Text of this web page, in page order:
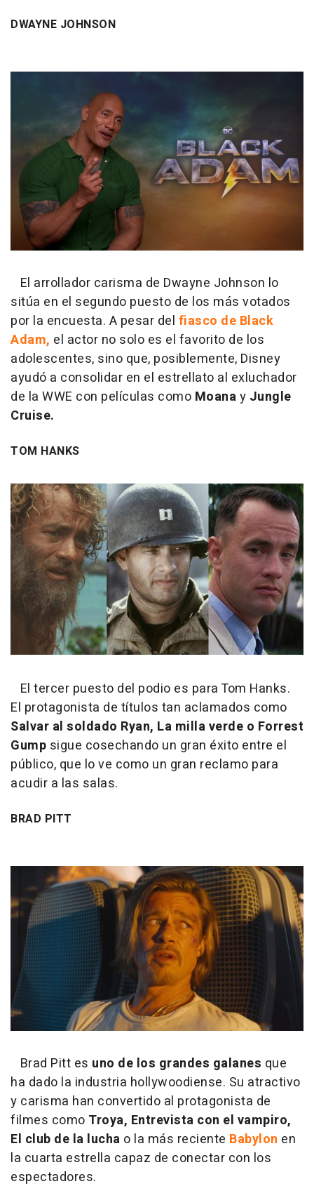
DWAYNE JOHNSON
El arrollador carisma de Dwayne Johnson lo
sitúa en el segundo puesto de los más votados
por la encuesta. A pesar del fiasco de Black
Adam, el actor no solo es el favorito de los
adolescentes, sino que, posiblemente, Disney
ayudó a consolidar en el estrellato al exluchador
de la WWE con películas como Moanay Jungle
Cruise.
TOM HANKS
El tercer puesto del podio es para Tom Hanks.
El protagonista de títulos tan aclamados como
Salvar al soldado Ryan, La milla verde o Forrest
Gump sigue cosechando un gran éxito entre el
público, que lo ve como un gran reclamo para
acudir a las salas.
BRAD PITT
Brad Pitt es uno de los grandes galanes que
ha dado la industria hollywoodiense. Su atractivo
y carisma han convertido al protagonista de
filmes como Troya, Entrevista con el vampiro,
El club de la lucha o la más reciente Babylon en
la cuarta estrella capaz de conectar con los
espectadores.